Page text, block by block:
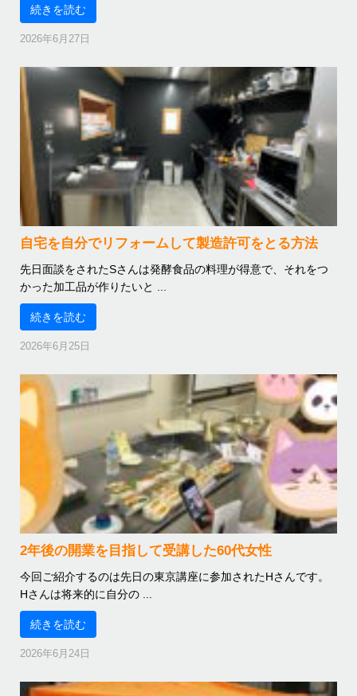
続きを読む
2026年6月27日
自宅を自分でリフォームして製造許可をとる方法
先日面談をされたSさんは発酵食品の料理が得意で、それをつ
かった加工品が作りたいと ...
続きを読む
2026年6月25日
2年後の開業を目指して受講した60代女性
今回ご紹介するのは先日の東京講座に参加されたHさんです。
Hさんは将来的に自分の ...
続きを読む
2026年6月24日